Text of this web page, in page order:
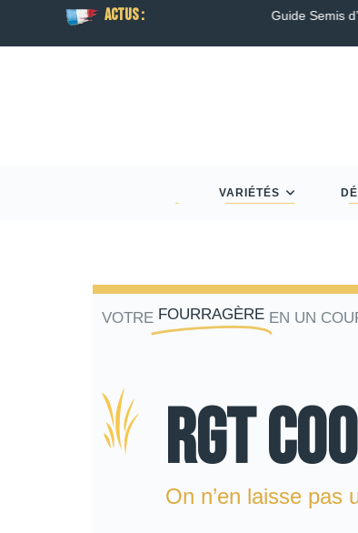
ACTUS : Guide Semis d’Automne 2026 :
VARIÉTÉS
VOTRE FOURRAGÈRE EN UN
RGT
On n’en laisse pas